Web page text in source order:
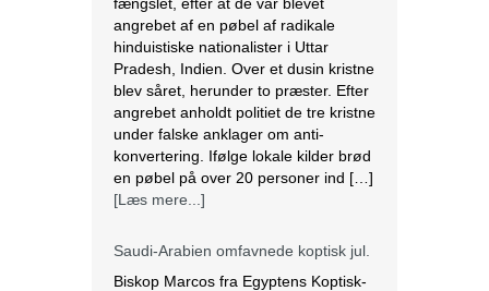
angrebet af en pøbel af radikale
hinduistiske nationalister i Uttar
Pradesh, Indien. Over et dusin kristne
blev såret, herunder to præster. Efter
angrebet anholdt politiet de tre kristne
under falske anklager om anti-
konvertering. Ifølge lokale kilder brød
en pøbel på over 20 personer ind […]
[Læs mere...]